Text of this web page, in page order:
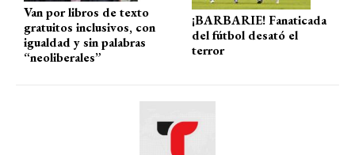
Van por libros de texto
gratuitos inclusivos, con
igualdad y sin palabras
“neoliberales”
¡BARBARIE! Fanaticada
del fútbol desató el
terror